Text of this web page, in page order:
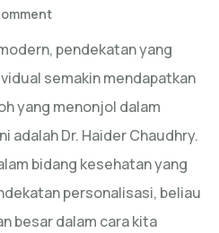
pendekatan yang
semakin mendapatkan
yang menonjol dalam
adalah Dr. Haider Chaudhry.
bidang kesehatan yang
personalisasi, beliau
besar dalam cara kita